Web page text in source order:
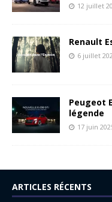
12 juillet
Renault
6 juillet
Peugeot
légende
17 juin
ARTICLES RÉCENTS